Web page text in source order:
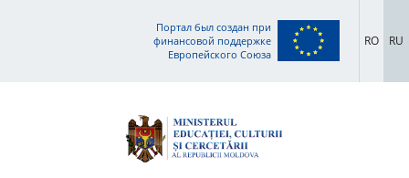
Портал был создан при
финансовой поддержке
Европейского Союза
RO RU